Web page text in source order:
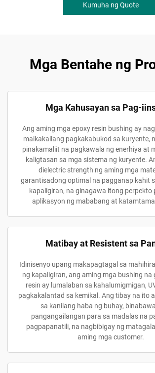
Kumuha ng Quote
Mga Bentahe ng
Mga Kahusayan sa Pag-
Ang aming mga epoxy resin bushing ay
maikakailang pagkakabukod sa kuryente,
pinakamaliit na pagkawala ng enerhiya at
kaligtasan sa mga sistema ng kuryente.
dielectric strength ng aming mga
garantisadong optimal na pagganap kahit
kapaligiran, na ginagawa itong perpekto
aplikasyon ng mababang at
Matibay at Resistent sa
Idinisenyo upang makapagtagal sa
ng kapaligiran, ang aming mga bushing na
resin ay lumalaban sa kahalumigmigan,
pagkakalantad sa kemikal. Ang tibay na ito
sa kanilang haba ng buhay,
pangangailangan para sa madalas na
pagpapanatili, na nagbibigay ng
aming mga customer.